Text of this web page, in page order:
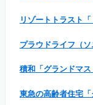
リゾートトラスト「
プラウドライフ（ソ
積和「グランドマス
東急の高齢者住宅「